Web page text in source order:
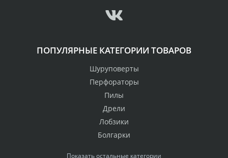
ПОПУЛЯРНЫЕ КАТЕГОРИИ ТОВАРОВ
Шуруповерты
Перфораторы
Пилы
Дрели
Лобзики
Болгарки
Показать остальные категории